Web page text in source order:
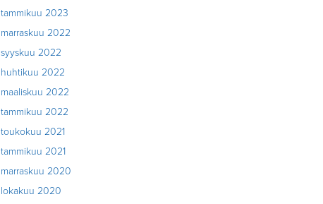
tammikuu 2023
marraskuu 2022
syyskuu 2022
huhtikuu 2022
maaliskuu 2022
tammikuu 2022
toukokuu 2021
tammikuu 2021
marraskuu 2020
lokakuu 2020